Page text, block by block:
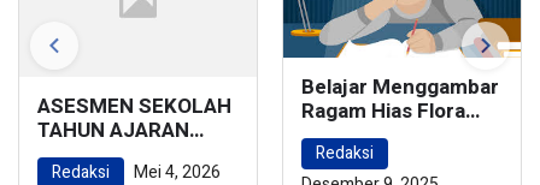
ASESMEN SEKOLAH
TAHUN AJARAN
2025/2026
Redaksi Mei 4, 2026
Belajar Menggambar
Ragam Hias Flora
dan Fauna:
Menghidupkan
Redaksi